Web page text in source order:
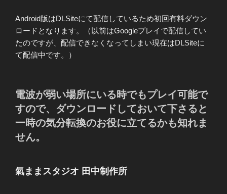
Android版はDLSiteにて配信しているため初回有料ダウン
ロードとなります。（以前はGoogleプレイで配信してい
たのですが、配信できなくなってしまい現在はDLSiteに
て配信中です。）
電波が弱い場所にいる時でもプレイ可能で
すので、ダウンロードしておいて下さると
一時の気分転換のお役に立てるかも知れま
せん。
氣ままスタジオ 田中制作所